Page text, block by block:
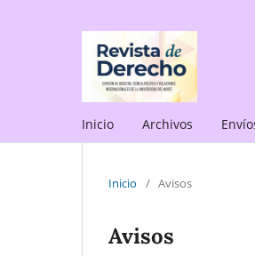
Inicio Archivos
Inicio / Avisos
Avisos